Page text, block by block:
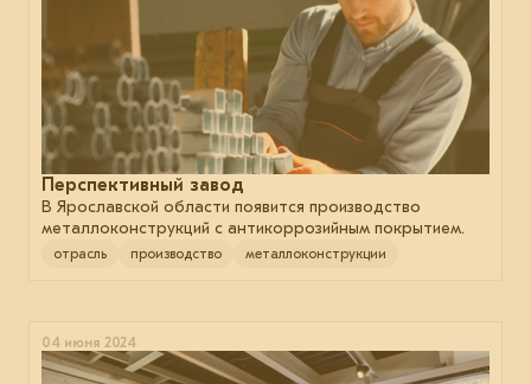
Перспективный завод
В Ярославской области появится производство
металлоконструкций с антикоррозийным покрытием.
отрасль производство металлоконструкции
04 июня 2024